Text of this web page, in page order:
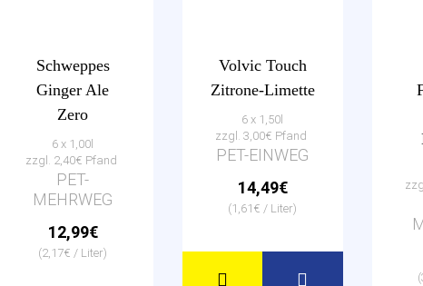
Schweppes
Ginger Ale
Zero
6 x 1,00l
zzgl. 2,40€ Pfand
PET-
MEHRWEG
12,99€
(2,17€ / Liter)
Volvic Touch
Zitrone-Limette
6 x 1,50l
zzgl. 3,00€ Pfand
PET-EINWEG
14,49€
(1,61€ / Liter)